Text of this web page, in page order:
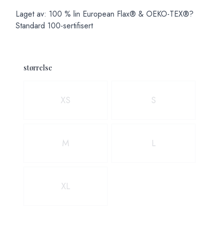
Laget av: 100 % lin European Flax® & OEKO-TEX®?
Standard 100-sertifisert
størrelse
XS S
M L
XL